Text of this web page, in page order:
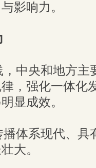
影响力。
中央和地方主
，强化一体化
显成效。
体系现代、具
大。